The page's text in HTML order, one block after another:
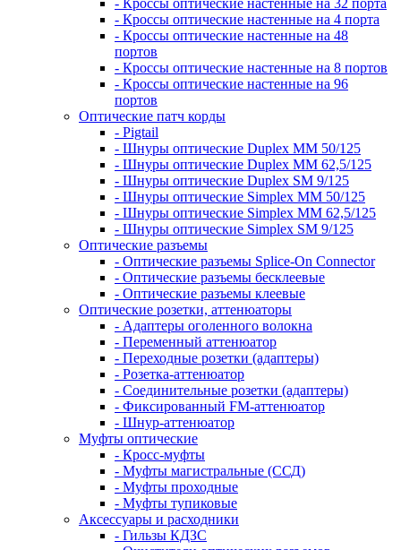
- Кроссы оптические настенные на 32 порта
- Кроссы оптические настенные на 4 порта
- Кроссы оптические настенные на 48
портов
- Кроссы оптические настенные на 8 портов
- Кроссы оптические настенные на 96
портов
Оптические патч корды
- Pigtail
- Шнуры оптические Duplex MM 50/125
- Шнуры оптические Duplex MM 62,5/125
- Шнуры оптические Duplex SM 9/125
- Шнуры оптические Simplex MM 50/125
- Шнуры оптические Simplex MM 62,5/125
- Шнуры оптические Simplex SM 9/125
Оптические разъемы
- Оптические разъемы Splice-On Connector
- Оптические разъемы бесклеевые
- Оптические разъемы клеевые
Оптические розетки, аттенюаторы
- Адаптеры оголенного волокна
- Переменный аттенюатор
- Переходные розетки (адаптеры)
- Розетка-аттенюатор
- Соединительные розетки (адаптеры)
- Фиксированный FM-аттенюатор
- Шнур-аттенюатор
Муфты оптические
- Кросс-муфты
- Муфты магистральные (ССД)
- Муфты проходные
- Муфты тупиковые
Аксессуары и расходники
- Гильзы КДЗС